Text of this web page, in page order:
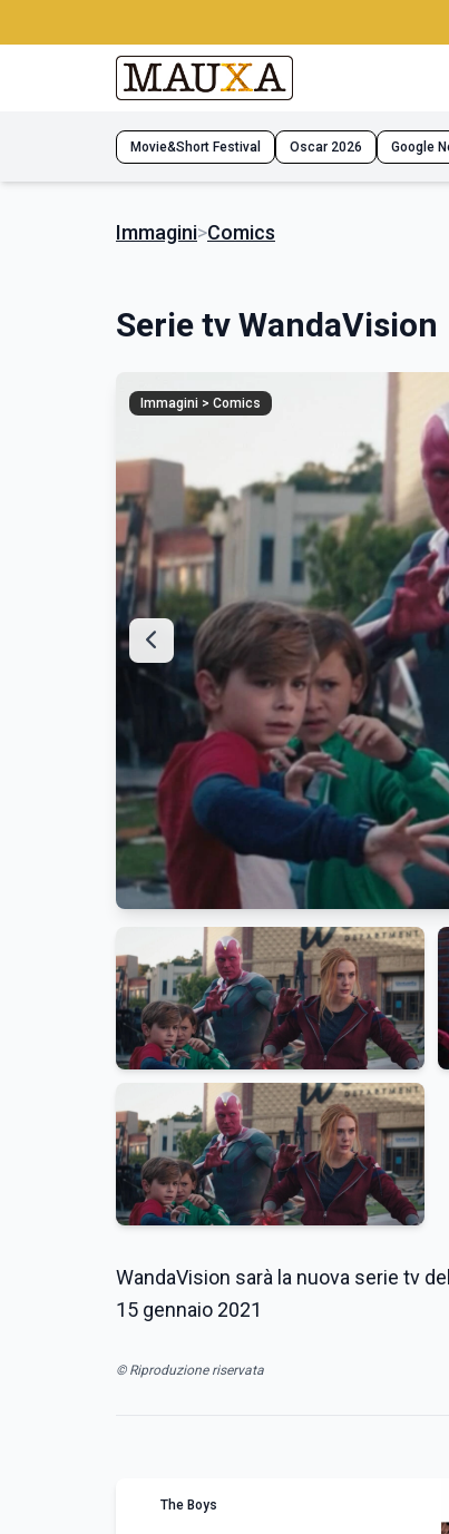
Movie&Short Festival Oscar 2026 Google
Immagini>Comics
Serie tv WandaVision
Immagini > Comics
WandaVision sarà la nuova serie tv
15 gennaio 2021
© Riproduzione riservata
The Boys